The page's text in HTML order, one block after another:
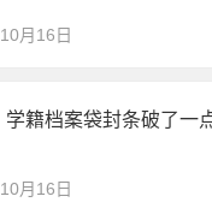
10月16日
学籍档案袋封条破了一
10月16日